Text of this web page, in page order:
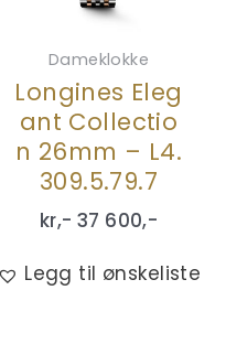
Dameklokke
Longines Eleg
ant Collectio
n 26mm – L4.
309.5.79.7
kr,- 37 600,-
Legg til ønskeliste